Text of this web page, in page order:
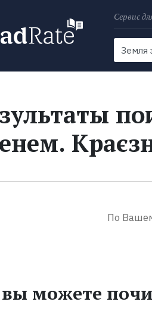
Сервис
Поиск
По
можете